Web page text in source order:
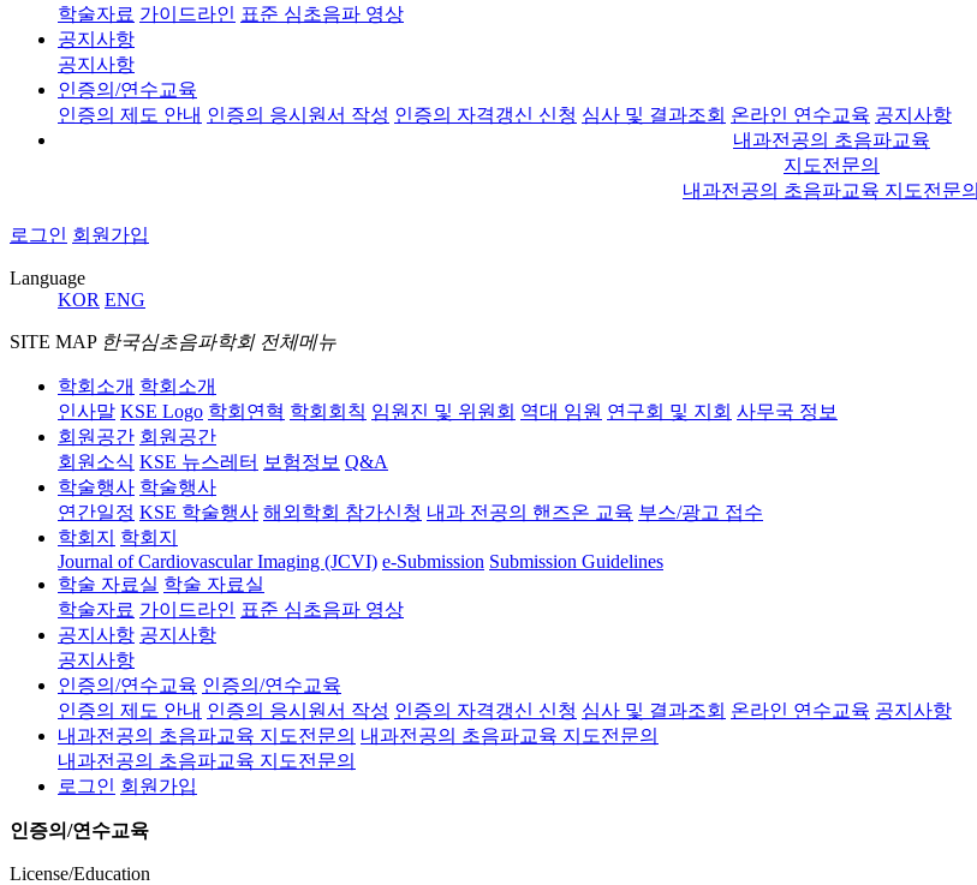
학술자료 가이드라인 표준 심초음파 영상
공지사항
공지사항
인증의/연수교육
인증의 제도 안내 인증의 응시원서 작성 인증의 자격갱신 신청 심사 및 결과조회 온라인 연수교육 공지사항
내과전공의 초음파교육
지도전문의
내과전공의 초음파교육 지도전문의
로그인 회원가입
Language
KOR ENG
SITE MAP 한국심초음파학회 전체메뉴
학회소개 학회소개
인사말 KSE Logo 학회연혁 학회회칙 임원진 및 위원회 역대 임원 연구회 및 지회 사무국 정보
회원공간 회원공간
회원소식 KSE 뉴스레터 보험정보 Q&A
학술행사 학술행사
연간일정 KSE 학술행사 해외학회 참가신청 내과 전공의 핸즈온 교육 부스/광고 접수
학회지
학회지
Journal of Cardiovascular Imaging (JCVI) e-Submission Submission Guidelines
학술 자료실 학술 자료실
학술자료 가이드라인 표준 심초음파 영상
공지사항 공지사항
공지사항
인증의/연수교육 인증의/연수교육
인증의 제도 안내 인증의 응시원서 작성 인증의 자격갱신 신청 심사 및 결과조회 온라인 연수교육 공지사항
내과전공의 초음파교육 지도전문의 내과전공의 초음파교육 지도전문의
내과전공의 초음파교육 지도전문의
로그인 회원가입
인증의/연수교육
License/Education